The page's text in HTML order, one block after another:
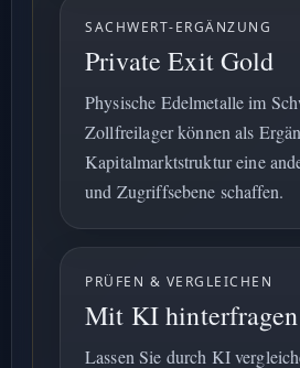
SACHWERT-ERGÄNZUNG
Private Exit Gold
Physische Edelmetalle im
Zollfreilager können als
Kapitalmarktstruktur eine
und Zugriffsebene schaffen.
PRÜFEN & VERGLEICHEN
Mit KI hinterfragen
Lassen Sie durch KI